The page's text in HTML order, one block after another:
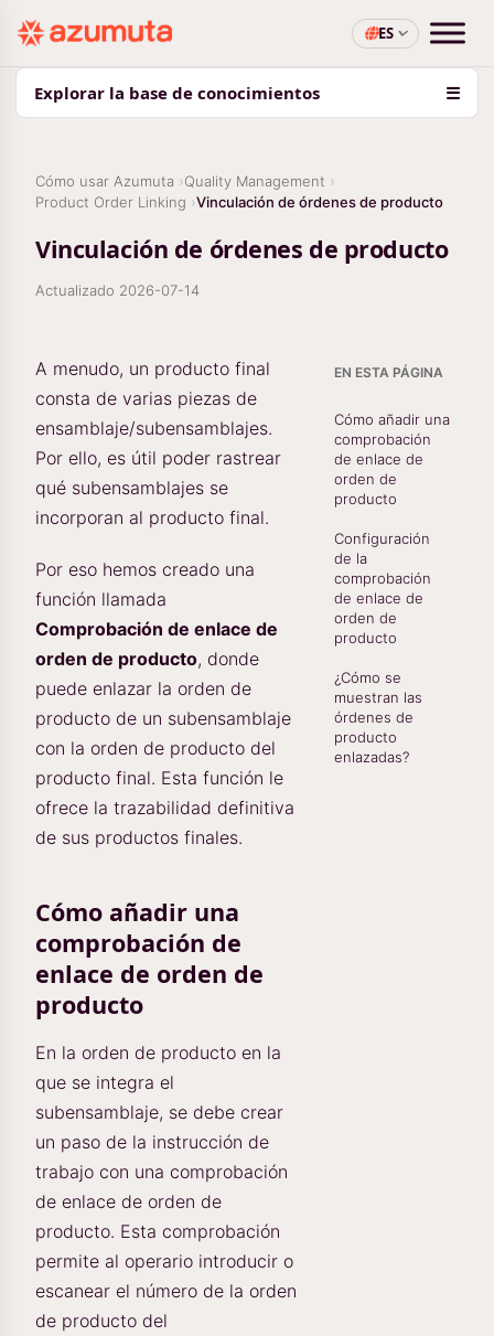
ES
Explorar la base de conocimientos ☰
Cómo usar Azumuta
Quality Management
Product Order Linking
Vinculación de órdenes de producto
Vinculación de órdenes de producto
Actualizado 2026-07-14
A menudo, un producto final
consta de varias piezas de
ensamblaje/subensamblajes.
Por ello, es útil poder rastrear
qué subensamblajes se
incorporan al producto final.
Por eso hemos creado una
función llamada
Comprobación de enlace de
orden de producto, donde
puede enlazar la orden de
producto de un subensamblaje
con la orden de producto del
producto final. Esta función le
ofrece la trazabilidad definitiva
de sus productos finales.
Cómo añadir una
comprobación de
enlace de orden de
producto
En la orden de producto en la
que se integra el
subensamblaje, se debe crear
un paso de la instrucción de
trabajo con una comprobación
de enlace de orden de
producto. Esta comprobación
permite al operario introducir o
escanear el número de la orden
de producto del
EN ESTA PÁGINA
Cómo añadir una
comprobación
de enlace de
orden de
producto
Configuración
de la
comprobación
de enlace de
orden de
producto
¿Cómo se
muestran las
órdenes de
producto
enlazadas?